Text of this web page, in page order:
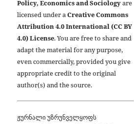
Policy, Economics and Sociologyare
licensed under aCreative Commons
Attribution 4.0 International (CC BY
4.0) License. You are free to share and
adapt the material for any purpose,
even commercially, provided you give
appropriate credit to the original
author(s) and the source.
ჟურნალი უზრუნველყოფს